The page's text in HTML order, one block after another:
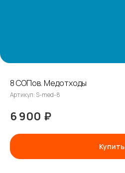
8 СОПов. Медотходы
Артикул: S-med-8
6 900 ₽
Купить